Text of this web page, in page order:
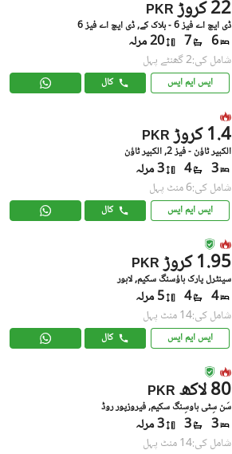
PKR 22 کروڑ
ڈی ایچ اے فیز 6 - بلاک کے, ڈی ایچ اے فیز 6
6
7 20 مرلہ
شامل کی:2 گھنٹے پہل
ایس ایم ایس کال
PKR 1.4 کروڑ
الکبیر ٹاؤن - فیز 2, الکبیر ٹاؤن
3
4 3 مرلہ
شامل کی:6 منٹ پہل
ایس ایم ایس کال
PKR 1.95 کروڑ
سینٹرل پارک ہاؤسنگ سکیم, لاہور
4
4 5 مرلہ
شامل کی:14 منٹ پہل
ایس ایم ایس کال
PKR 80 لاکھ
سَن سِٹی ہاوسِنگ سکیم, فیروزپور روڈ
3
3 3 مرلہ
شامل کی:14 منٹ پہل